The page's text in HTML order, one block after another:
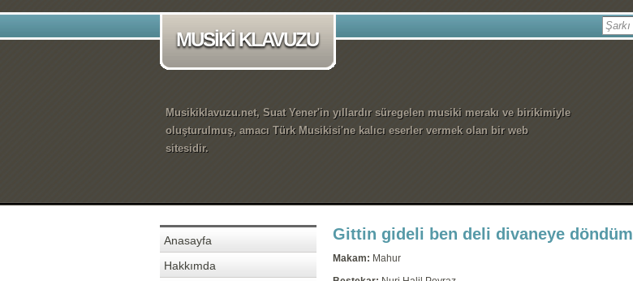
MUSİKİ KLAVUZU
Musikiklavuzu.net, Suat Yener'in yıllardır süregelen musiki merakı ve birikimiyle
oluşturulmuş, amacı Türk Musikisi'ne kalıcı eserler vermek olan bir web
sitesidir.
Anasayfa
Hakkımda
Gittin gideli ben deli divaneye döndüm
Makam: Mahur